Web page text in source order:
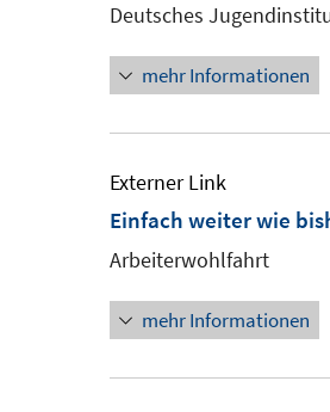
Deutsches
mehr Informationen
Externer Link
Einfach weiter wie
Arbeiterwohlfahrt
mehr Informationen